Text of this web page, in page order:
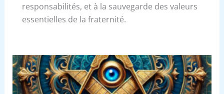
responsabilités, et à la sauvegarde des valeurs
essentielles de la fraternité.